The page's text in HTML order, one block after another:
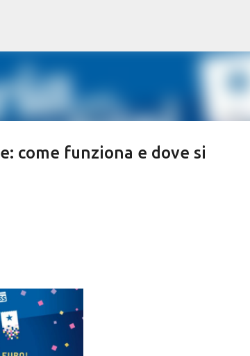
come funziona e dove si